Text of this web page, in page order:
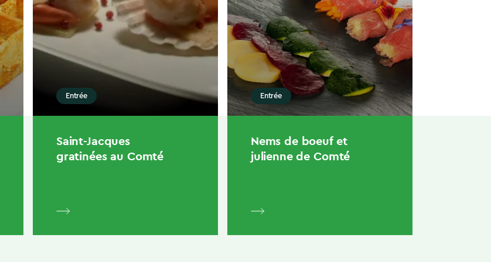
Entrée
Saint-Jacques
gratinées au Comté
Entrée
Nems de boeuf et
julienne de Comté